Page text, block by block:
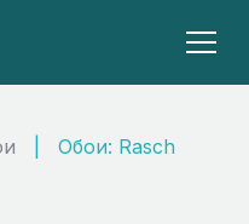
Обои: Rasch